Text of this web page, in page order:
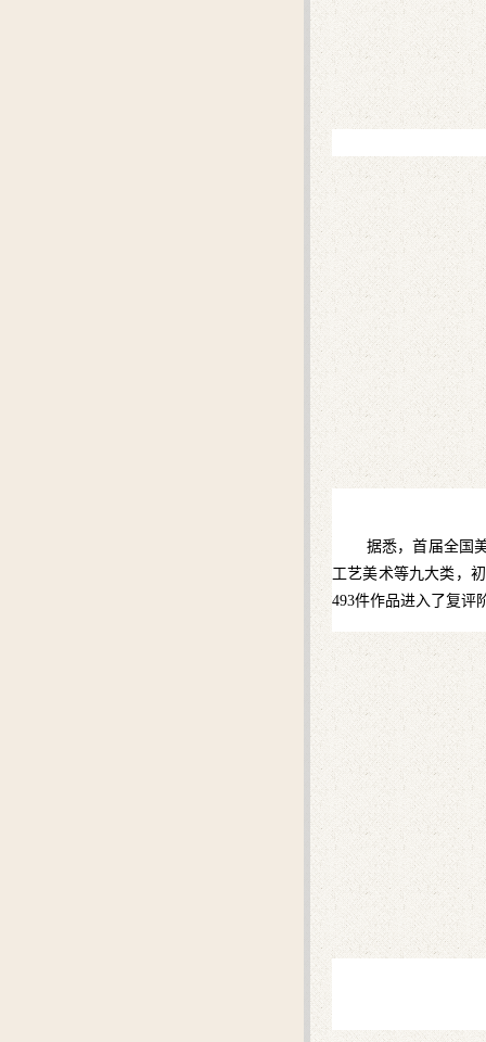
据悉，首届全国
工艺美术等九大类，
493件作品进入了复评